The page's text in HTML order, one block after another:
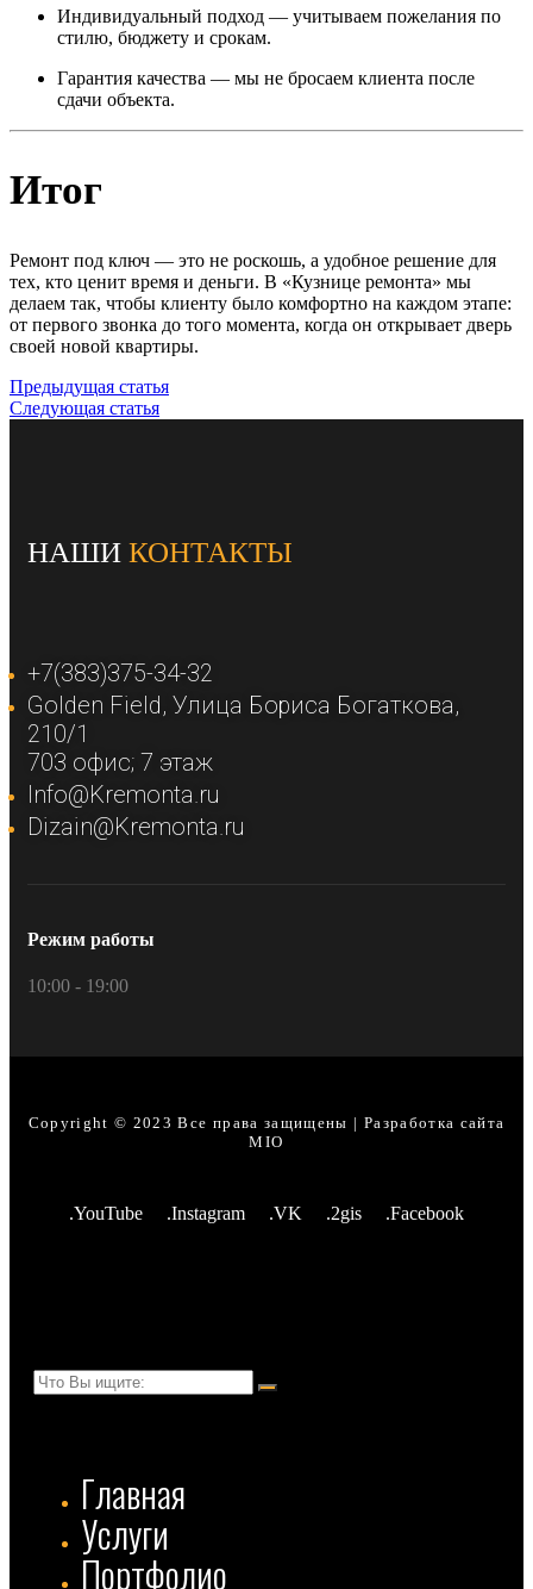
Индивидуальный подход — учитываем пожелания по
стилю, бюджету и срокам.
Гарантия качества — мы не бросаем клиента после
сдачи объекта.
Итог
Ремонт под ключ — это не роскошь, а удобное решение для
тех, кто ценит время и деньги. В «Кузнице ремонта» мы
делаем так, чтобы клиенту было комфортно на каждом этапе:
от первого звонка до того момента, когда он открывает дверь
своей новой квартиры.
Предыдущая статья
Следующая статья
НАШИ КОНТАКТЫ
+7(383)375-34-32
Golden Field​, Улица Бориса Богаткова,
210/1​
703 офис; 7 этаж​
Info@Kremonta.ru
Dizain@Kremonta.ru
Режим работы
10:00 - 19:00
Copyright © 2023 Все права защищены | Разработка сайта
MIO
.YouTube .Instagram .VK .2gis .Facebook
Главная
Услуги
Портфолио